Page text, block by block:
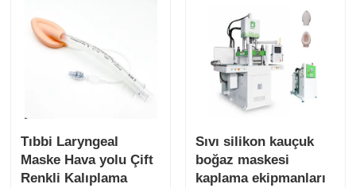
Tıbbi Laryngeal
Maske Hava yolu Çift
Renkli Kalıplama
Sıvı silikon kauçuk
boğaz maskesi
kaplama ekipmanları